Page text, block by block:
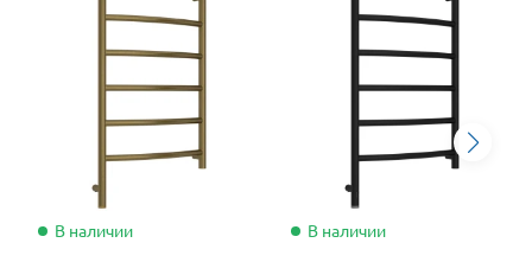
В наличии В наличии